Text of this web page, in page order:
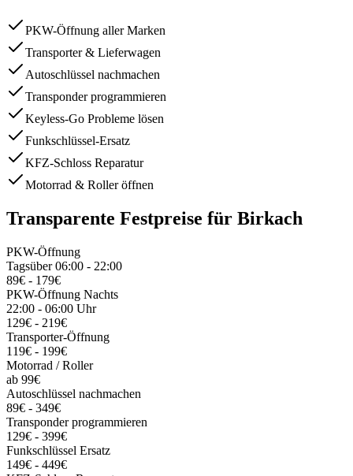
PKW-Öffnung aller Marken
Transporter & Lieferwagen
Autoschlüssel nachmachen
Transponder programmieren
Keyless-Go Probleme lösen
Funkschlüssel-Ersatz
KFZ-Schloss Reparatur
Motorrad & Roller öffnen
Transparente Festpreise für Birkach
PKW-Öffnung
Tagsüber 06:00 - 22:00
89€ - 179€
PKW-Öffnung Nachts
22:00 - 06:00 Uhr
129€ - 219€
Transporter-Öffnung
119€ - 199€
Motorrad / Roller
ab 99€
Autoschlüssel nachmachen
89€ - 349€
Transponder programmieren
129€ - 399€
Funkschlüssel Ersatz
149€ - 449€